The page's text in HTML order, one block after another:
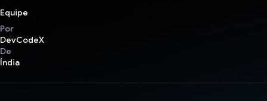
Equipe
Por
DevCodeX
De
Índia